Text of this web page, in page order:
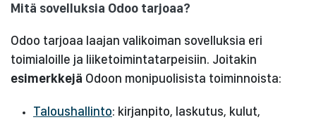
Mitä sovelluksia Odoo tarjoaa?
Odoo tarjoaa laajan valikoiman sovelluksia eri
toimialoille ja liiketoimintatarpeisiin. Joitakin
esimerkkejä Odoon monipuolisista toiminnoista:
Taloushallinto: kirjanpito, laskutus, kulut,